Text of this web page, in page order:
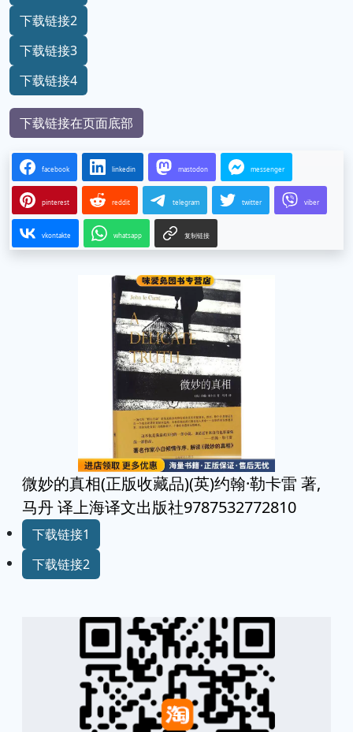
下载链接2
下载链接3
下载链接4
下载链接在页面底部
facebook linkedin mastodon messenger
pinterest reddit telegram twitter viber
vkontakte whatsapp 复制链接
微妙的真相(正版收藏品)(英)约翰·勒卡雷 著,
马丹 译上海译文出版社9787532772810
下载链接1
下载链接2